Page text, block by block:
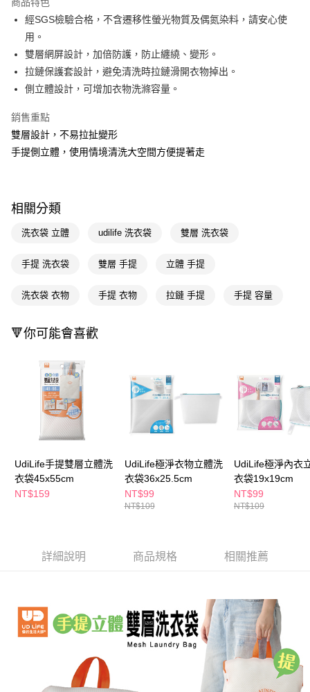
LINE Pay
Apple Pay
街口支付
悠遊付
Google Pay
便利好安心！
１．簡單：不需註冊會員、不需綁卡、不需儲值。
２．便利：只要手機號碼，簡訊認證，即可結帳。
３．安心：先確認商品／服務後，再付款。
【「AFTEE先享後付」結帳流程】
結帳頁面，進行簡訊認證並確認金額後，即可完成結帳。
２．訂單成立數日內，您將收到繳費通知簡訊。
ATM／網路銀行／等多元方式進行付款，方視為交易完成。
※ 請注意：結帳手續完成當下不需立刻繳費，但若您需要取消訂單，請聯絡
後付繳納相關費用。
※ 交易是否成功請以「AFTEE先享後付 」之結帳頁面顯示為準，若有關於
是否繳費成功／繳費後需取消欲退款等相關疑問，請聯繫「AFTEE先享後付
客戶支援中心」https://netprotections.freshdesk.com/support/home
【注意事項】
１．透過由恩沛科技股份有限公司提供之「AFTEE先享後付」服務完成之交
權轉讓予恩沛科技股份有限公司。
２．關於個人資料處理事宜，請瀏覽以下網址：
https://aftee.tw/terms/#terms3
３．未成年的使用者請事先徵得法定代理人或監護人之同意方可使用
時審查核予不同之上限額度；若仍有額度不足之情形，本公司將視審查結果
請求用戶進行身份認證。
每筆NT$65，滿NT$390(含以上)免運費
付款後全家取貨
萊爾富取貨付款
付款後萊爾富取貨
每筆NT$65，滿NT$490(含以上)免運費
7-11取貨付款
每筆NT$65，滿NT$490(含以上)免運費
付款後7-11取貨
每筆NT$65，滿NT$490(含以上)免運費
付款後寶雅門市自取(由倉庫統一出貨)
經SGS檢驗合格，不含遷移性螢光物質及偶氮染料，請安心使
用。
雙層網屏設計，加倍防護，防止纏繞、變形。
拉鏈保護套設計，避免清洗時拉鏈滑開衣物掉出。
側立體設計，可增加衣物洗滌容量。
銷售重點
雙層設計，不易拉扯變形
手提側立體，使用情境清洗大空間方便提著走
相關分類
洗衣袋 立體 udilife 洗衣袋 雙層 洗衣袋
手提 洗衣袋 雙層 手提 立體 手提
洗衣袋 衣物 手提 衣物 拉鏈 手提 手提 容量
🔻你可能會喜歡
UdiLife手提雙層立體洗
衣袋45x55cm
NT$159
UdiLife極淨衣物立體洗
衣袋36x25.5cm
NT$99
NT$109
UdiLife極淨內衣
衣袋19x19cm
NT$99
NT$109
詳細說明 商品規格 相關推薦